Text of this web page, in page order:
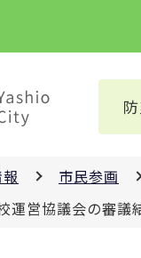
市民参画
運営協議会の審議